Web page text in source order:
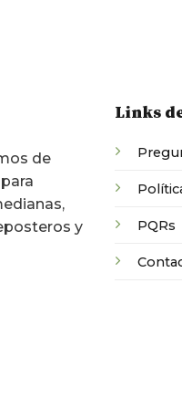
de
y
Links
PQRs